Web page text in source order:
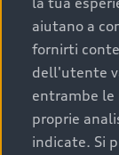
condizioni
buona
precedente
efficienza
componenti
prestazioni
aiutano a
fornirti
dell'utente
entrambe
proprie
indicate. Si